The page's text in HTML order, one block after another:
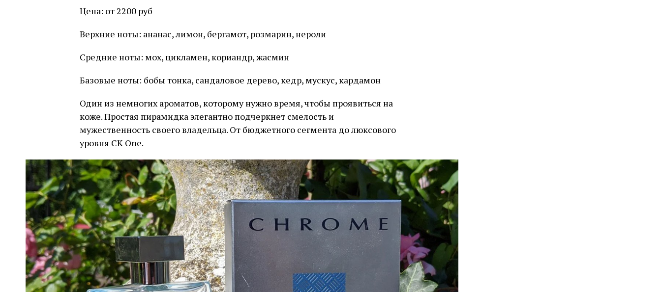
Цена: от 2200 руб
Верхние ноты: ананас, лимон, бергамот, розмарин, нероли
Средние ноты: мох, цикламен, кориандр, жасмин
Базовые ноты: бобы тонка, сандаловое дерево, кедр, мускус, кардамон
Один из немногих ароматов, которому нужно время, чтобы проявиться на
коже. Простая пирамидка элегантно подчеркнет смелость и
мужественность своего владельца. От бюджетного сегмента до люксового
уровня CK One.